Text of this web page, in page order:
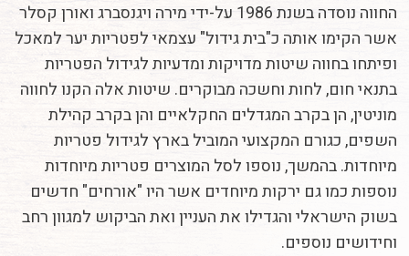
החווה נוסדה בשנת 1986 על-ידי מירה ויגנסברג ואורן קסלר
אשר הקימו אותה כ"בית גידול" עצמאי לפטריות יער למאכל
ופיתחו בחווה שיטות מדויקות ומדעיות לגידול הפטריות
בתנאי חום, לחות וחשכה מבוקרים. שיטות אלה הקנו לחווה
מוניטין, הן בקרב המגדלים החקלאיים והן בקרב קהילת
השפים, כגורם המקצועי המוביל בארץ לגידול פטריות
מיוחדות. בהמשך, נוספו לסל המוצרים פטריות מיוחדות
נוספות כמו גם ירקות מיוחדים אשר היו "אורחים" חדשים
בשוק הישראלי והגדילו את העניין ואת הביקוש למגוון רחב
וחידושים נוספים.